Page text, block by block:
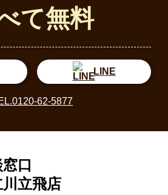
て無料
LINE
62-5877
口
立飛店